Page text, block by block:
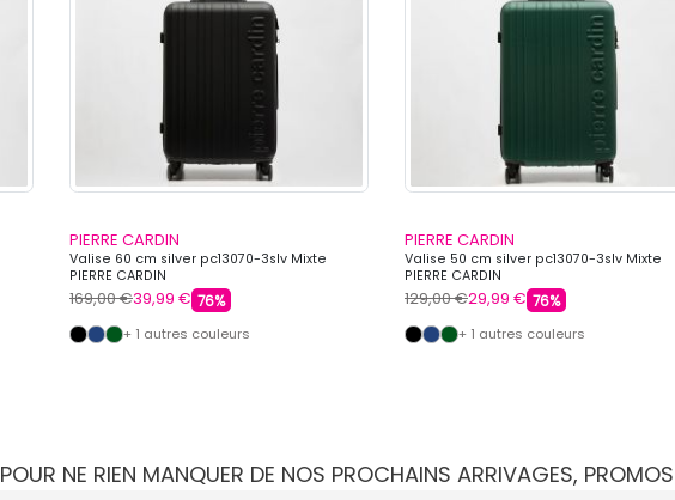
PIERRE CARDIN
Valise 60 cm silver pc13070-3slv Mixte
PIERRE CARDIN
169,00 €39,99 € 76%
+ 1 autres couleurs
PIERRE CARDIN
Valise 50 cm silver pc13070-3slv Mixte
PIERRE CARDIN
129,00 €29,99 € 76%
+ 1 autres couleurs
POUR NE RIEN MANQUER DE NOS PROCHAINS ARRIVAGES,